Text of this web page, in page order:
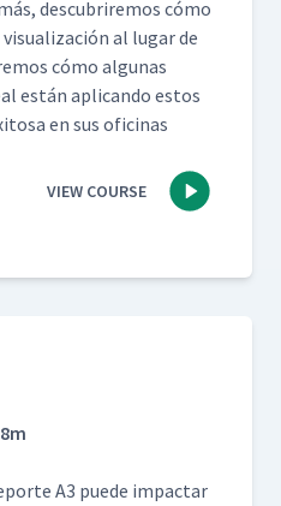
des­cubrire­mos cómo
al lugar de
cómo algu­nas
están apli­can­do estos
en sus ofic­i­nas
VIEW COURSE
A3 puede impactar